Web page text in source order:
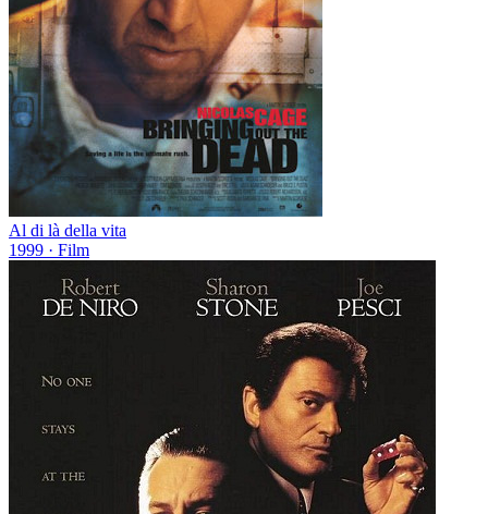
Al di là della vita
1999 · Film